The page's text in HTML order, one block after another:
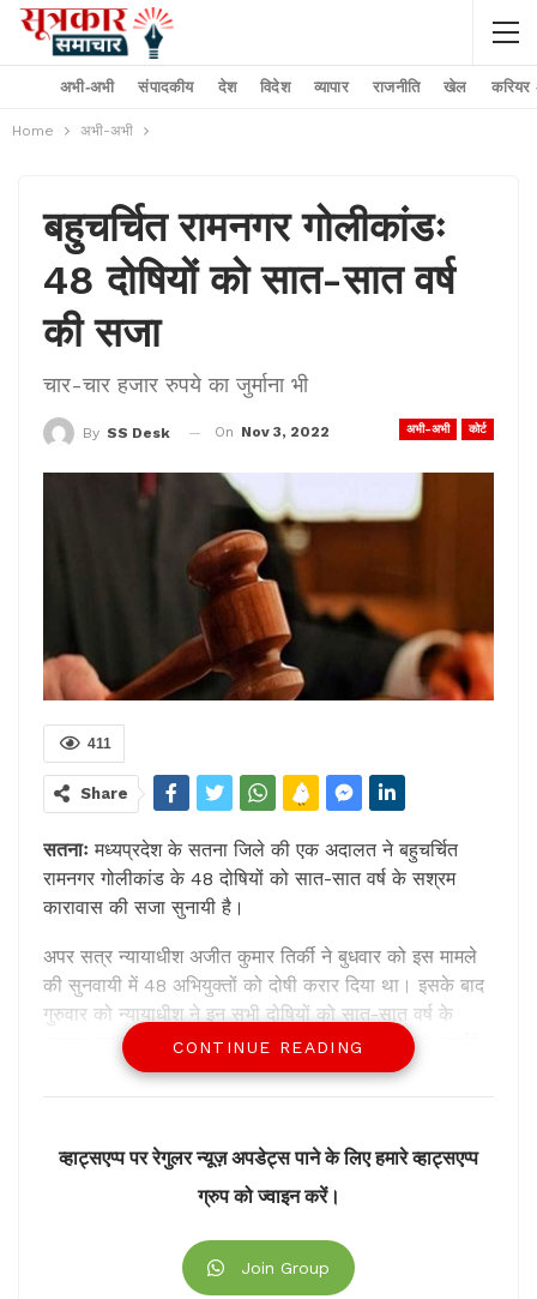
अभी-अभी संपादकीय देश विदेश व्यापार राजनीति खेल करियर
Home अभी-अभी
बहुचर्चित रामनगर गोलीकांडः
48 दोषियों को सात-सात वर्ष
की सजा
चार-चार हजार रुपये का जुर्माना भी
अभी-अभी कोर्ट
By SS Desk On Nov 3, 2022
411
Share
सतनाः मध्यप्रदेश के सतना जिले की एक अदालत ने बहुचर्चित
रामनगर गोलीकांड के 48 दोषियों को सात-सात वर्ष के सश्रम
कारावास की सजा सुनायी है।
अपर सत्र न्यायाधीश अजीत कुमार तिर्की ने बुधवार को इस मामले
की सुनवायी में 48 अभियुक्तों को दोषी करार दिया था। इसके बाद
गुरुवार को न्यायाधीश ने इन सभी दोषियों को सात-सात वर्ष के
सश्रम कारावास। इसके साथ ही चार-चार हजार रुपये के जुर्माने
की सजा सुनायीहै।
अमरपाटन के अपर सत्र न्यायाधीश अजीत कुमार तिर्की ने 30
अगस्त 2003 को रामनगर थाने पर पथराव करने और शासकीय
वाहनों पर तोड़फोड़ करने वाले 48 आरोपियों को यह सजा सुनायी
मध्यप्रदेश में भूकंप के झटके
CONTINUE READING
व्हाट्सएप्प पर रेगुलर न्यूज़ अपडेट्स पाने के लिए हमारे व्हाट्सएप्प
ग्रुप को ज्वाइन करें।
Join Group